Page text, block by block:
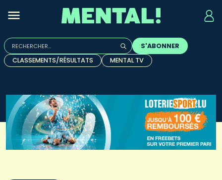
Rechercher :
Quand les résultats de l'auto-complétion sont
S'ABONNER
CLASSEMENTS/RÉSULTATS
MENTAL TV